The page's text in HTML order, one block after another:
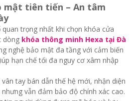
mật tiên tiến – An tâm
trọng nhất khi chọn khóa cửa
dòng khóa thông minh Hexa tại Đà
nghệ bảo mật đa tầng với cảm biến
hạn chế tối đa nguy cơ xâm nhập
tay bán dẫn thế hệ mới, nhận diện
vẫn đảm bảo độ chính xác cao.